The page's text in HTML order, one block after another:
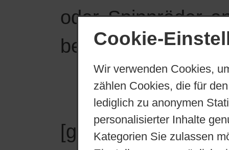
Cookie-
Wir verwenden Cookies,
zählen Cookies, die für
lediglich zu anonymen
personalisierter Inhalte
Kategorien Sie zulassen
oder Spinnräder
bekannt:
JacobLembke
[genannt 1709 ...